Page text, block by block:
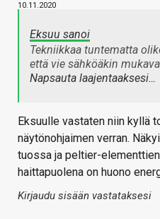
10.11.2020
Eksuu sanoi
Tekniikkaa tuntematta
että vie sähköäkin
Napsauta laajentaaksesi…
Eksuulle vastaten niin kyllä
näytönohjaimen verran.
tuossa ja peltier-
haittapuolena on huono
Kirjaudu sisään vastataksesi